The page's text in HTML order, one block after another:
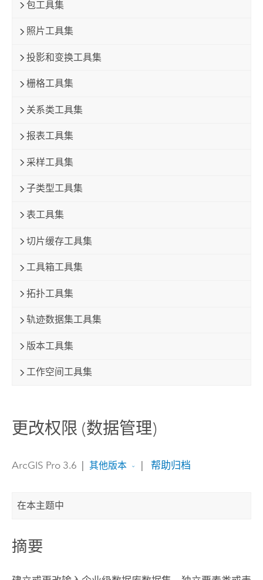
包工具集
照片工具集
投影和变换工具集
栅格工具集
关系类工具集
报表工具集
采样工具集
子类型工具集
表工具集
切片缓存工具集
工具箱工具集
拓扑工具集
轨迹数据集工具集
版本工具集
工作空间工具集
更改权限 (数据管理)
ArcGIS Pro 3.6 其他版本 帮助归档
在本主题中
摘要